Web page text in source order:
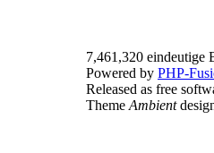
7,461,320 eindeutige
Powered by PHP-
Released as free
Theme Ambient